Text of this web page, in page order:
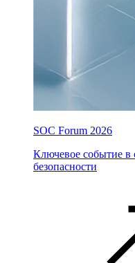
SOC Forum 2026
Ключевое событие
безопасности